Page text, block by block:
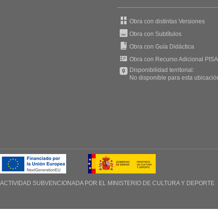
Obra con distintas Versiones
Obra con Subtítulos
Obra con Guía Didáctica
Obra con Recurso Adicional PISA
Disponibilidad territorial:
No disponible para esta
ACTIVIDAD SUBVENCIONADA POR EL MINISTERIO DE CULTURA Y DEPORTE